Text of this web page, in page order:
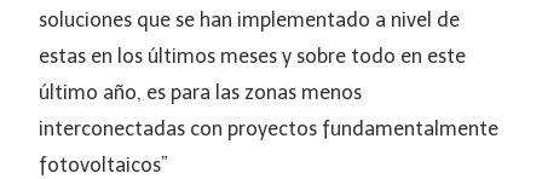
soluciones que se han implementado a nivel de
estas en los últimos meses y sobre todo en este
último año, es para las zonas menos
interconectadas con proyectos fundamentalmente
fotovoltaicos”